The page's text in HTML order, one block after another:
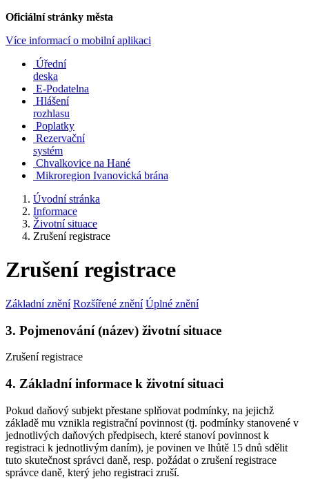
Oficiální stránky města
Více informací o mobilní aplikaci
Úřední
deska
E-Podatelna
Hlášení
rozhlasu
Poplatky
Rezervační
systém
Chvalkovice na Hané
Mikroregion Ivanovická brána
Úvodní stránka
Informace
Životní situace
Zrušení registrace
Zrušení registrace
Základní znění Rozšířené znění Úplné znění
3. Pojmenování (název) životní situace
Zrušení registrace
4. Základní informace k životní situaci
Pokud daňový subjekt přestane splňovat podmínky, na jejichž
základě mu vznikla registrační povinnost (tj. podmínky stanovené v
jednotlivých daňových předpisech, které stanoví povinnost k
registraci k jednotlivým daním), je povinen ve lhůtě 15 dnů sdělit
tuto skutečnost správci daně, resp. požádat o zrušení registrace
správce daně, který jeho registraci zruší.